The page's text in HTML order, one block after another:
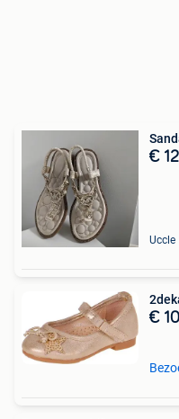
€
Uccle
€